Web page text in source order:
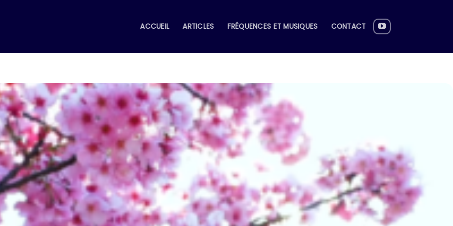
ACCUEIL ARTICLES FRÉQUENCES ET MUSIQUES CONTACT